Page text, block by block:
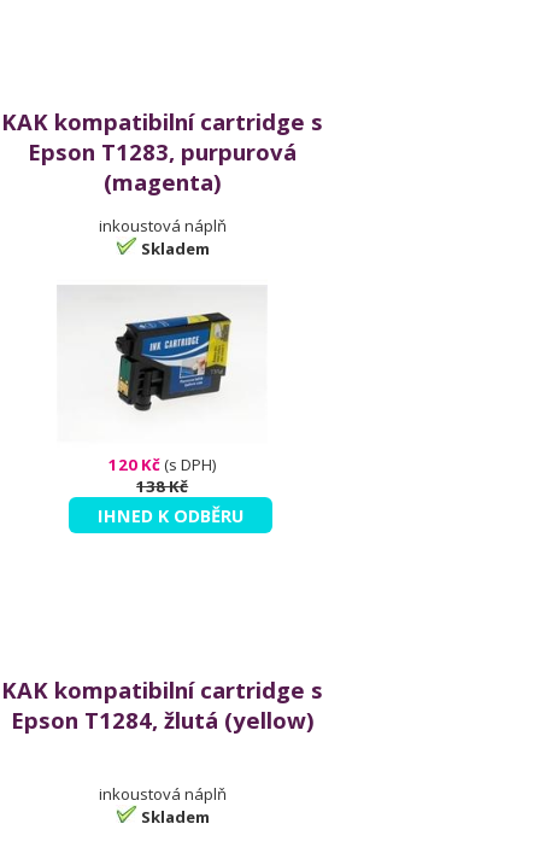
KAK kompatibilní cartridge s
Epson T1283, purpurová
(magenta)
inkoustová náplň
Skladem
120 Kč(s DPH)
138 Kč
IHNED K ODBĚRU
KAK kompatibilní cartridge s
Epson T1284, žlutá (yellow)
inkoustová náplň
Skladem